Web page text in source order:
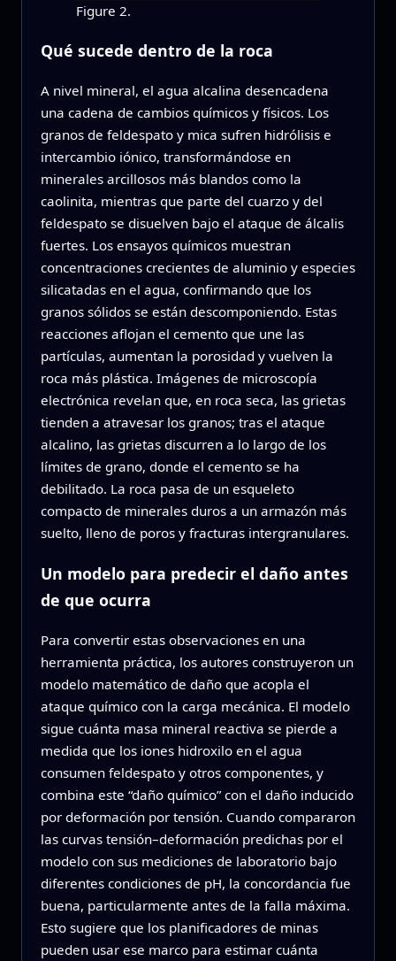
Figure 2.
Qué sucede dentro de la roca
A nivel mineral, el agua alcalina desencadena
una cadena de cambios químicos y físicos. Los
granos de feldespato y mica sufren hidrólisis e
intercambio iónico, transformándose en
minerales arcillosos más blandos como la
caolinita, mientras que parte del cuarzo y del
feldespato se disuelven bajo el ataque de álcalis
fuertes. Los ensayos químicos muestran
concentraciones crecientes de aluminio y especies
silicatadas en el agua, confirmando que los
granos sólidos se están descomponiendo. Estas
reacciones aflojan el cemento que une las
partículas, aumentan la porosidad y vuelven la
roca más plástica. Imágenes de microscopía
electrónica revelan que, en roca seca, las grietas
tienden a atravesar los granos; tras el ataque
alcalino, las grietas discurren a lo largo de los
límites de grano, donde el cemento se ha
debilitado. La roca pasa de un esqueleto
compacto de minerales duros a un armazón más
suelto, lleno de poros y fracturas intergranulares.
Un modelo para predecir el daño antes
de que ocurra
Para convertir estas observaciones en una
herramienta práctica, los autores construyeron un
modelo matemático de daño que acopla el
ataque químico con la carga mecánica. El modelo
sigue cuánta masa mineral reactiva se pierde a
medida que los iones hidroxilo en el agua
consumen feldespato y otros componentes, y
combina este “daño químico” con el daño inducido
por deformación por tensión. Cuando compararon
las curvas tensión–deformación predichas por el
modelo con sus mediciones de laboratorio bajo
diferentes condiciones de pH, la concordancia fue
buena, particularmente antes de la falla máxima.
Esto sugiere que los planificadores de minas
pueden usar ese marco para estimar cuánta